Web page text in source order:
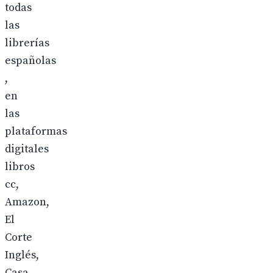
todas
las
librerías
españolas
,
en
las
plataformas
digitales
libros
cc,
Amazon,
El
Corte
Inglés,